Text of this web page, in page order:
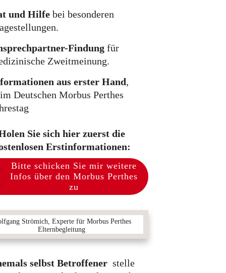
und Hilfebei besonderen
Findungfür
Zweitmeinung.
aus erster Hand,
Deutschen Morbus Perthes
Sie sich hier zuerst die
Erstinformationen:
Bitte schicken Sie mir weitere
Infos über den Morbus Perthes
zu
Strömich, Experte für Morbus Perthes
Elternbegleitung
selbst Betroffenerstelle